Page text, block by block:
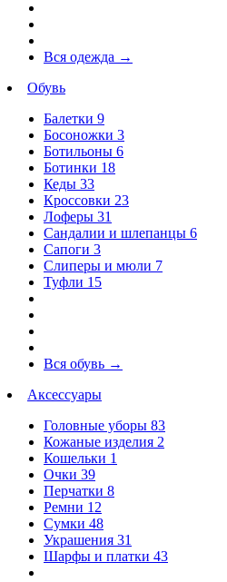
Вся одежда →
Обувь
Балетки 9
Босоножки 3
Ботильоны 6
Ботинки 18
Кеды 33
Кроссовки 23
Лоферы 31
Сандалии и шлепанцы 6
Сапоги 3
Слиперы и мюли 7
Туфли 15
Вся обувь →
Аксессуары
Головные уборы 83
Кожаные изделия 2
Кошельки 1
Очки 39
Перчатки 8
Ремни 12
Сумки 48
Украшения 31
Шарфы и платки 43